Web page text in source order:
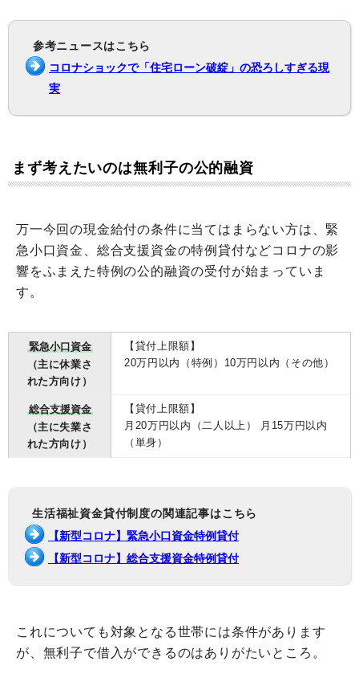
参考ニュースはこちら
コロナショックで「住宅ローン破綻」の恐ろしすぎる現
実
まず考えたいのは無利子の公的融資
万一今回の現金給付の条件に当てはまらない方は、緊
急小口資金、総合支援資金の特例貸付などコロナの影
響をふまえた特例の公的融資の受付が始まっていま
す。
緊急小口資金
（主に休業さ
れた方向け）
【貸付上限額】
20万円以内（特例）10万円以内（その他）
総合支援資金
（主に失業さ
れた方向け）
【貸付上限額】
月20万円以内（二人以上） 月15万円以内
（単身）
生活福祉資金貸付制度の関連記事はこちら
【新型コロナ】緊急小口資金特例貸付
【新型コロナ】総合支援資金特例貸付
これについても対象となる世帯には条件があります
が、無利子で借入ができるのはありがたいところ。